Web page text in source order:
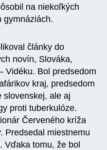
na niekoľkých
gymnáziách.
články do
novín, Slováka,
Vidéku. Bol predsedom
kraj, predsedom
slovenskej, ale aj
proti tuberkulóze.
Červeného kríža
Predsedal miestnemu
Vďaka tomu, že bol